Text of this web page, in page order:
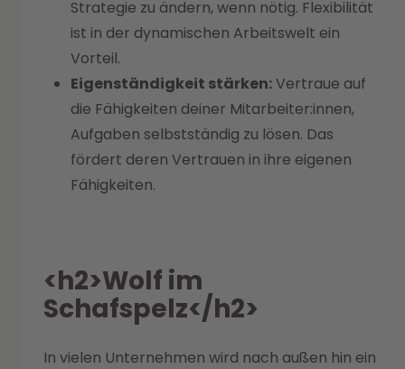
Strategie zu ändern, wenn nötig. Flexibilität
ist in der dynamischen Arbeitswelt ein
Vorteil.
Eigenständigkeit stärken:Vertraue auf
die Fähigkeiten deiner Mitarbeiter:innen,
Aufgaben selbstständig zu lösen. Das
fördert deren Vertrauen in ihre eigenen
Fähigkeiten.
<h2>Wolf im
Schafspelz</h2>
In vielen Unternehmen wird nach außen hin ein